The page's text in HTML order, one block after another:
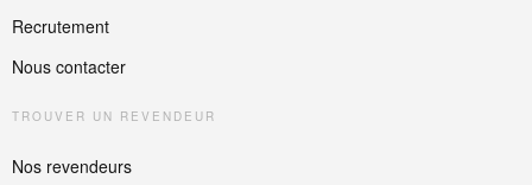
Recrutement
Nous contacter
TROUVER UN REVENDEUR
Nos revendeurs